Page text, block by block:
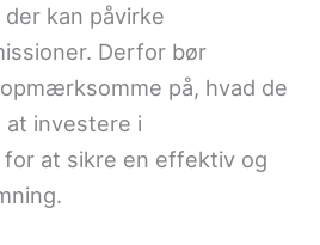
kan påvirke
Derfor bør
på, hvad de
at investere i
at sikre en effektiv og